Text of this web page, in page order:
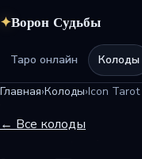
✦Ворон Судьбы
Таро онлайн Колоды
Главная›Колоды›Icon Tarot
← Все колоды